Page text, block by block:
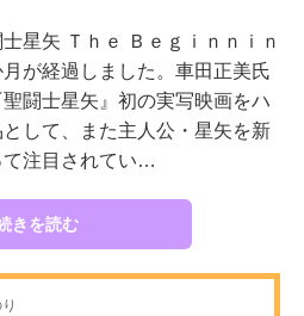
星矢 Ｔｈｅ Ｂｅｇｉｎｎｉｎ
が経過しました。車田正美氏
闘士星矢』初の実写映画をハ
して、また主人公・星矢を新
て注目されてい…
きを読む